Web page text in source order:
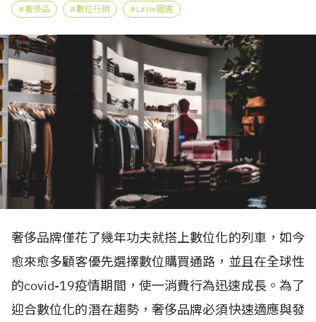
奢侈品 數位行銷 LaVie圖書
奢侈品牌僅花了幾年功夫就搭上數位化的列車，如今
愈來愈多顧客優先選擇數位購買通路，並且在全球性
的covid-19疫情期間，使一消費行為迅速成長。為了
迎合數位化的潛在趨勢，奢侈品牌必須快速適應與發